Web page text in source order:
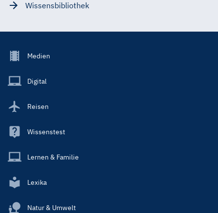
Wissensbibliothek
Footer
Main
Medien
Digital
Reisen
Wissenstest
Lernen & Familie
Lexika
Natur & Umwelt